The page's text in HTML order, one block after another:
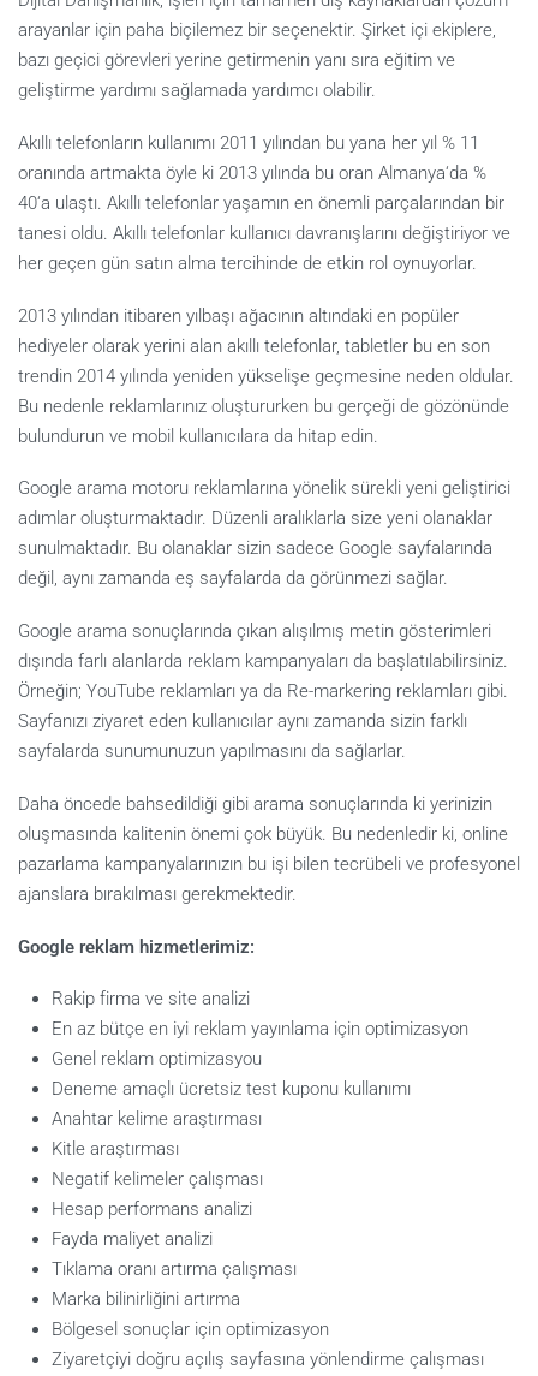
arayanlar için paha biçilemez bir seçenektir. Şirket içi ekiplere,
bazı geçici görevleri yerine getirmenin yanı sıra eğitim ve
geliştirme yardımı sağlamada yardımcı olabilir.
Akıllı telefonların kullanımı 2011 yılından bu yana her yıl % 11
oranında artmakta öyle ki 2013 yılında bu oran Almanya‘da %
40‘a ulaştı. Akıllı telefonlar yaşamın en önemli parçalarından bir
tanesi oldu. Akıllı telefonlar kullanıcı davranışlarını değiştiriyor ve
her geçen gün satın alma tercihinde de etkin rol oynuyorlar.
2013 yılından itibaren yılbaşı ağacının altındaki en popüler
hediyeler olarak yerini alan akıllı telefonlar, tabletler bu en son
trendin 2014 yılında yeniden yükselişe geçmesine neden oldular.
Bu nedenle reklamlarınız oluştururken bu gerçeği de gözönünde
bulundurun ve mobil kullanıcılara da hitap edin.
Google arama motoru reklamlarına yönelik sürekli yeni geliştirici
adımlar oluşturmaktadır. Düzenli aralıklarla size yeni olanaklar
sunulmaktadır. Bu olanaklar sizin sadece Google sayfalarında
değil, aynı zamanda eş sayfalarda da görünmezi sağlar.
Google arama sonuçlarında çıkan alışılmış metin gösterimleri
dışında farlı alanlarda reklam kampanyaları da başlatılabilirsiniz.
Örneğin; YouTube reklamları ya da Re-markering reklamları gibi.
Sayfanızı ziyaret eden kullanıcılar aynı zamanda sizin farklı
sayfalarda sunumunuzun yapılmasını da sağlarlar.
Daha öncede bahsedildiği gibi arama sonuçlarında ki yerinizin
oluşmasında kalitenin önemi çok büyük. Bu nedenledir ki, online
pazarlama kampanyalarınızın bu işi bilen tecrübeli ve profesyonel
ajanslara bırakılması gerekmektedir.
Google reklam hizmetlerimiz:
Rakip firma ve site analizi
En az bütçe en iyi reklam yayınlama için optimizasyon
Genel reklam optimizasyou
Deneme amaçlı ücretsiz test kuponu kullanımı
Anahtar kelime araştırması
Kitle araştırması
Negatif kelimeler çalışması
Hesap performans analizi
Fayda maliyet analizi
Tıklama oranı artırma çalışması
Marka bilinirliğini artırma
Bölgesel sonuçlar için optimizasyon
Ziyaretçiyi doğru açılış sayfasına yönlendirme çalışması